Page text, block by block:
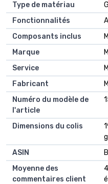
Type de matériau
Fonctionnalités
Composants inclus
Marque
Service
Fabricant
Numéro du modèle de
l'article
Dimensions du colis
ASIN
Moyenne des
commentaires client